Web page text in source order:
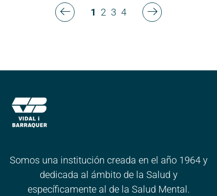
Precedente
1 2 3 4 Siguiente
Somos una institución creada en el año 1964 y
dedicada al ámbito de la Salud y
específicamente al de la Salud Mental.